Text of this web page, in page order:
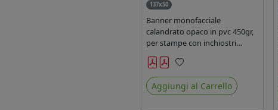
137x50
Banner monofacciale
calandrato opaco in pvc 450gr,
per stampe con inchiostri
solvente ed ecosolvente , uv e
latex.
Preferiti
Aggiungi al Carrello